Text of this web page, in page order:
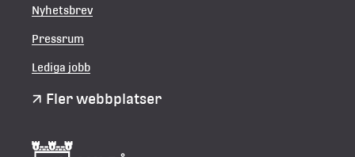
Nyhetsbrev
Pressrum
Lediga jobb
Fler webbplatser